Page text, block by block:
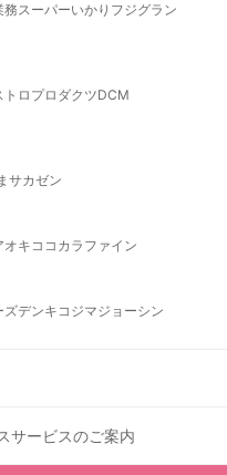
務スーパーいかり フジグラン
トロプロダクツDCM
サカゼン
オキ ココカラファイン
ズデンキ コジマジョーシン
サービスのご案内